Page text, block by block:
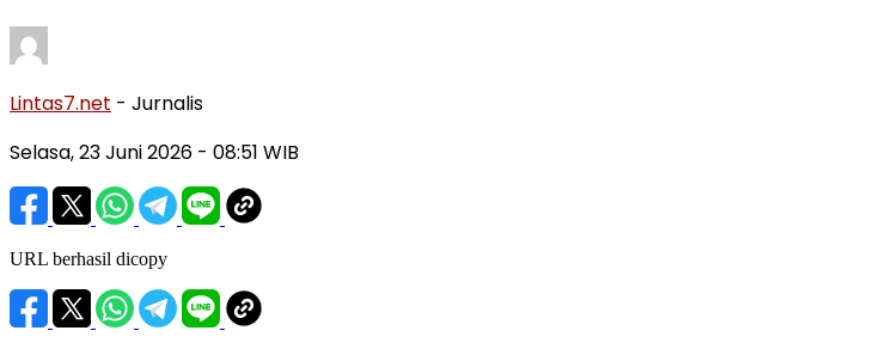
Lintas7.net - Jurnalis
Selasa, 23 Juni 2026 - 08:51 WIB
URL berhasil dicopy